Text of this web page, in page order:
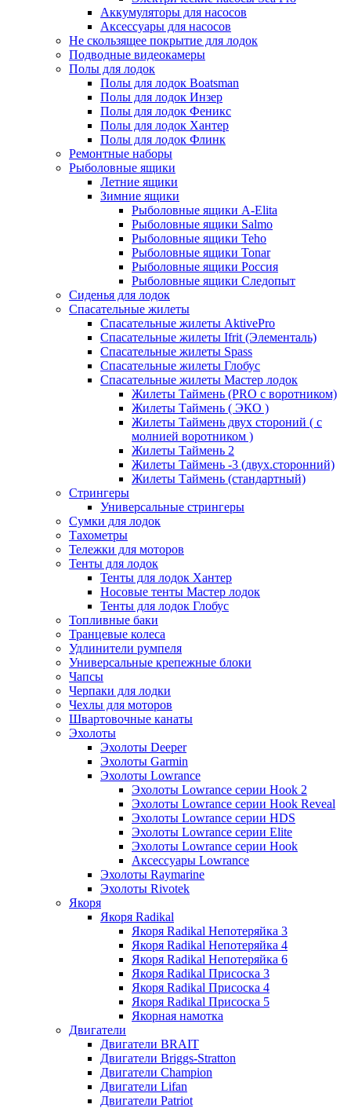
Аккумуляторы для насосов
Аксессуары для насосов
Не скользящее покрытие для лодок
Подводные видеокамеры
Полы для лодок
Полы для лодок Boatsman
Полы для лодок Инзер
Полы для лодок Феникс
Полы для лодок Хантер
Полы для лодок Флинк
Ремонтные наборы
Рыболовные ящики
Летние ящики
Зимние ящики
Рыболовные ящики A-Elita
Рыболовные ящики Salmo
Рыболовные ящики Teho
Рыболовные ящики Tonar
Рыболовные ящики Россия
Рыболовные ящики Следопыт
Сиденья для лодок
Спасательные жилеты
Спасательные жилеты AktivePro
Спасательные жилеты Ifrit (Элементаль)
Спасательные жилеты Spass
Спасательные жилеты Глобус
Спасательные жилеты Мастер лодок
Жилеты Таймень (PRO c воротником)
Жилеты Таймень ( ЭКО )
Жилеты Таймень двух стороний ( с
молнией воротником )
Жилеты Таймень 2
Жилеты Таймень -3 (двух.сторонний)
Жилеты Таймень (стандартный)
Стрингеры
Универсальные стрингеры
Сумки для лодок
Тахометры
Тележки для моторов
Тенты для лодок
Тенты для лодок Хантер
Носовые тенты Мастер лодок
Тенты для лодок Глобус
Топливные баки
Транцевые колеса
Удлинители румпеля
Универсальные крепежные блоки
Чапсы
Черпаки для лодки
Чехлы для моторов
Швартовочные канаты
Эхолоты
Эхолоты Deeper
Эхолоты Garmin
Эхолоты Lowrance
Эхолоты Lowrance серии Hook 2
Эхолоты Lowrance серии Hook Reveal
Эхолоты Lowrance серии HDS
Эхолоты Lowrance серии Elite
Эхолоты Lowrance серии Hook
Аксессуары Lowrance
Эхолоты Raymarine
Эхолоты Rivotek
Якоря
Якоря Radikal
Якоря Radikal Непотеряйка 3
Якоря Radikal Непотеряйка 4
Якоря Radikal Непотеряйка 6
Якоря Radikal Присоска 3
Якоря Radikal Присоска 4
Якоря Radikal Присоска 5
Якорная намотка
Двигатели
Двигатели BRAIT
Двигатели Briggs-Stratton
Двигатели Champion
Двигатели Lifan
Двигатели Patriot